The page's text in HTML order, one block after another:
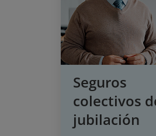
Seguros
colectivos
jubilación